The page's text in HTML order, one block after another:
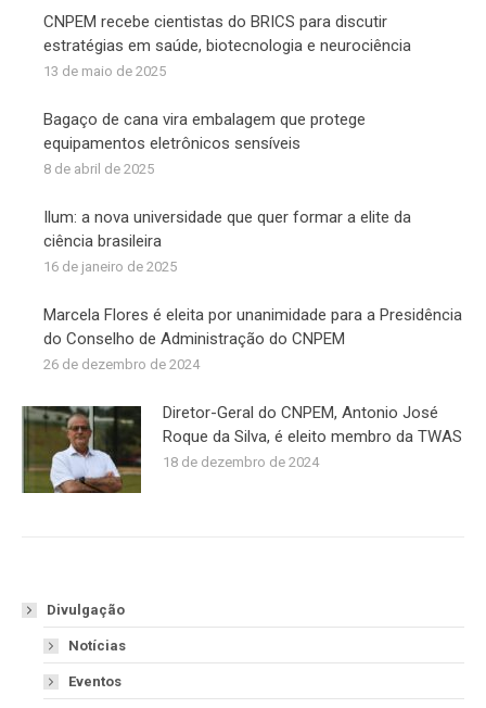
CNPEM recebe cientistas do BRICS para discutir
estratégias em saúde, biotecnologia e neurociência
13 de maio de 2025
Bagaço de cana vira embalagem que protege
equipamentos eletrônicos sensíveis
8 de abril de 2025
Ilum: a nova universidade que quer formar a elite da
ciência brasileira
16 de janeiro de 2025
Marcela Flores é eleita por unanimidade para a Presidência
do Conselho de Administração do CNPEM
26 de dezembro de 2024
Diretor-Geral do CNPEM, Antonio José
Roque da Silva, é eleito membro da TWAS
18 de dezembro de 2024
Divulgação
Notícias
Eventos